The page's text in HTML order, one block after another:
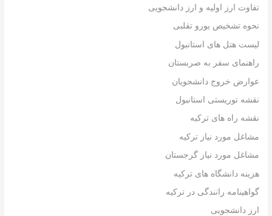
تفاوت ارز اولیه و ارز دانشجویی
نحوه تشخیص یورو تقلبی
لیست هتل های استانبول
راهنمای سفر به صربستان
عوارض خروج دانشجویان
نقشه توریستی استانبول
نقشه راه های ترکیه
مشاغل مورد نیاز ترکیه
مشاغل مورد نیاز گرجستان
هزینه دانشگاه های ترکیه
گواهینامه رانندگی در ترکیه
ارز دانشجویی